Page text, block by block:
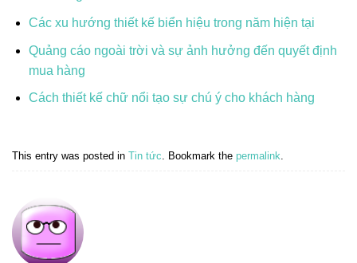
Các xu hướng thiết kế biển hiệu trong năm hiện tại
Quảng cáo ngoài trời và sự ảnh hưởng đến quyết định
mua hàng
Cách thiết kế chữ nổi tạo sự chú ý cho khách hàng
This entry was posted in Tin tức. Bookmark the permalink.